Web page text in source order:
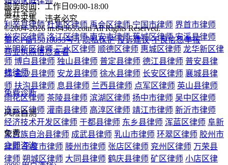
3,828位律师在线
立即提问
卢滨律师律师 执业认证 平台保障
擅长：债权债务、刑事辩护、婚姻家庭
5.0分服务： 315人执业：12年
电话咨询 在线咨询
热门城市
热门专长
区县推荐